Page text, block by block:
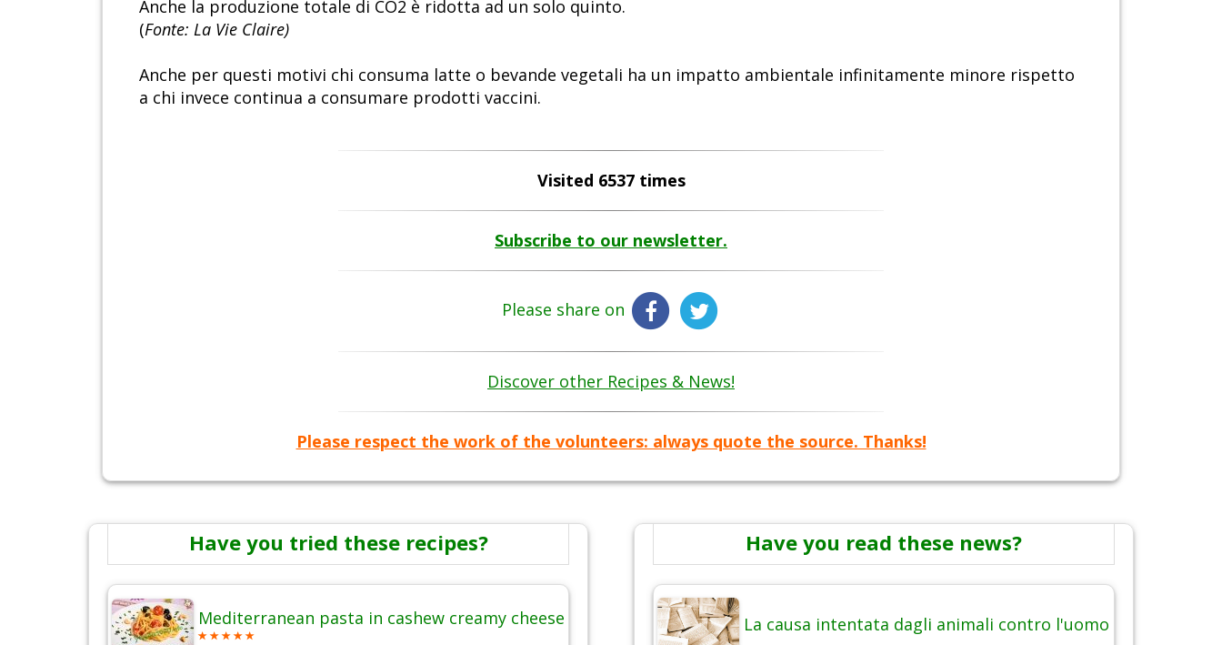
Anche la produzione totale di CO2 è ridotta ad un solo quinto.
(Fonte: La Vie Claire)
Anche per questi motivi chi consuma latte o bevande vegetali ha un impatto ambientale infinitamente minore rispetto
a chi invece continua a consumare prodotti vaccini.
Visited 6537 times
Subscribe to our newsletter.
Please share on
Discover other Recipes & News!
Please respect the work of the volunteers: always quote the source. Thanks!
Have you tried these recipes?
Mediterranean pasta in cashew creamy cheese
Have you read these news?
La causa intentata dagli animali contro l'uomo